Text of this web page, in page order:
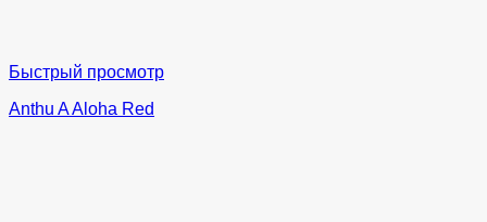
Быстрый просмотр
Anthu A Aloha Red